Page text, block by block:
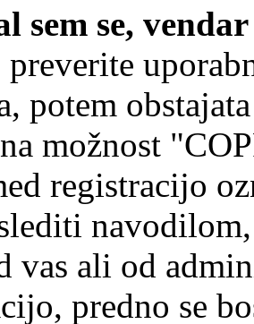
sem se,
potem
možnost
registracijo
vas ali od
predno se